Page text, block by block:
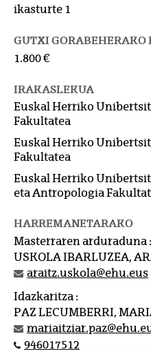
ikasturte 1
GUTXI GORABEHERAKO
1.800 €
IRAKASLEKUA
Euskal Herriko
Fakultatea
Euskal Herriko
Fakultatea
Euskal Herriko
eta Antropologia
HARREMANETARAKO
Masterraren arduraduna :
USKOLA IBARLUZEA,
araitz.uskola@ehu.eus
Idazkaritza :
PAZ LECUMBERRI,
946017512